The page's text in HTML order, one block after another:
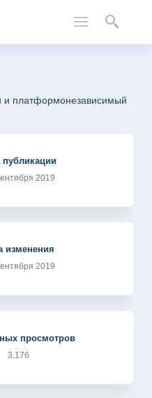
платформонезависимый
публикации
2019
изменения
2019
просмотров
3.176